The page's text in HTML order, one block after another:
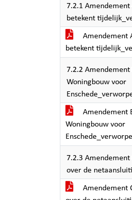
7.2.1 Amendement
betekent
Amendement
betekent
7.2.2 Amendement
Woningbouw voor
Amendement
Woningbouw voor
7.2.3 Amendement
over de
Amendement